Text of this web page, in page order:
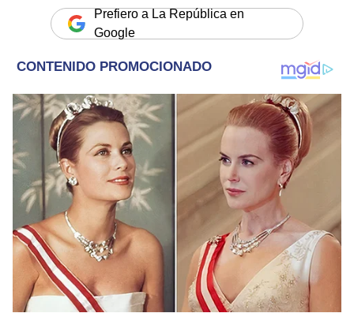
Prefiero a La República en
Google